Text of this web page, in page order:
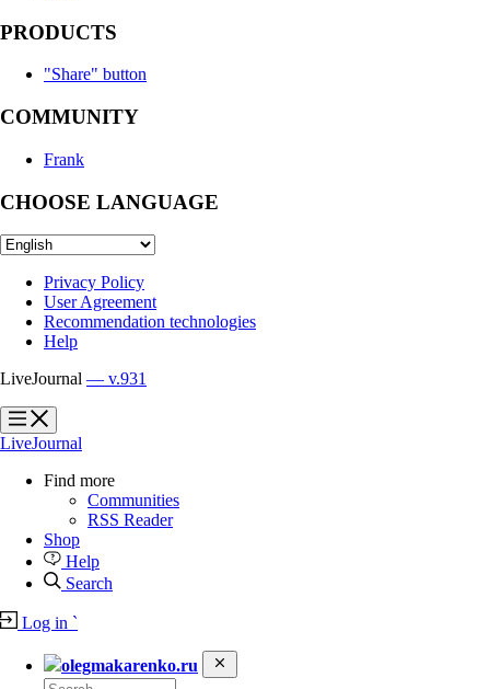
PRODUCTS
"Share" button
COMMUNITY
Frank
CHOOSE LANGUAGE
Privacy Policy
User Agreement
Recommendation technologies
Help
LiveJournal — v.931
?
?
LiveJournal
Find more
Communities
RSS Reader
Shop
Help
Search
Log in `
olegmakarenko.ru